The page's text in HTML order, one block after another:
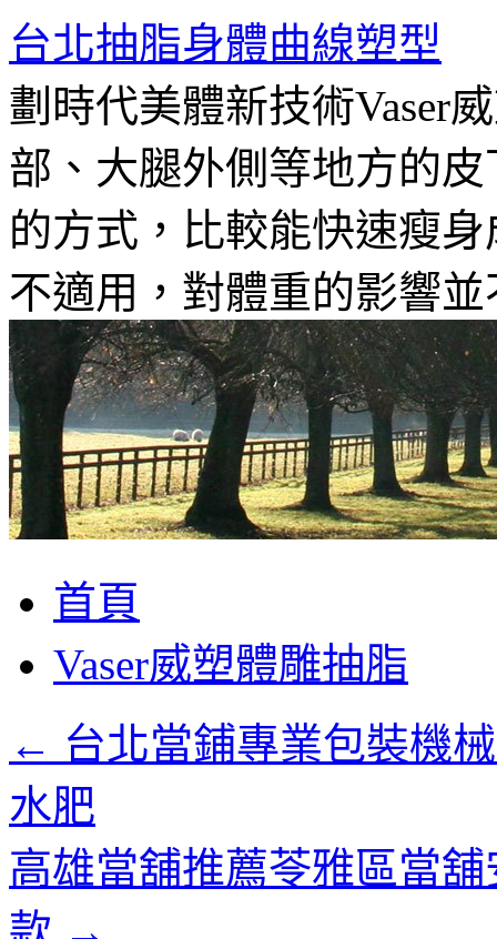
台北抽脂身體曲線塑型
劃時代美體新技術Vaser
部、大腿外側等地方的
的方式，比較能快速瘦
不適用，對體重的影響
至
要
首頁
Vaser威塑體雕抽脂
← 台北當鋪專業包裝機
水肥
高雄當舖推薦苓雅區當